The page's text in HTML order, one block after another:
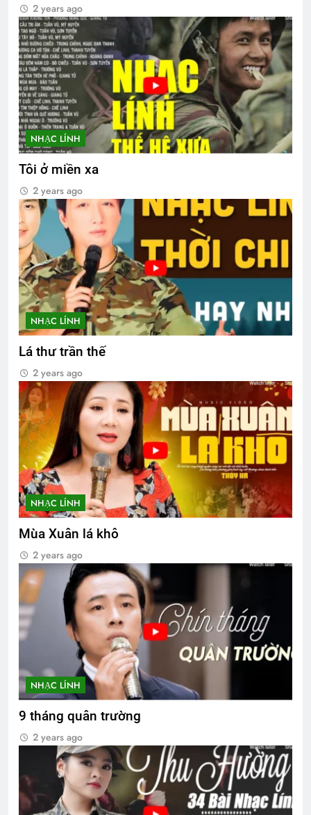
2 years ago
NHẠC LÍNH
Tôi ở miền xa
2 years ago
NHẠC LÍNH
Lá thư trần thế
2 years ago
NHẠC LÍNH
Mùa Xuân lá khô
2 years ago
NHẠC LÍNH
9 tháng quân trường
2 years ago